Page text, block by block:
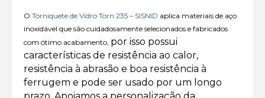
O Torniquete de Vidro Torn 235 – SISNID aplica materiais de aço
inoxidável que são cuidadosamente selecionados e fabricados
com ótimo acabamento, por isso possui
características de resistência ao calor,
resistência à abrasão e boa resistência à
ferrugem e pode ser usado por um longo